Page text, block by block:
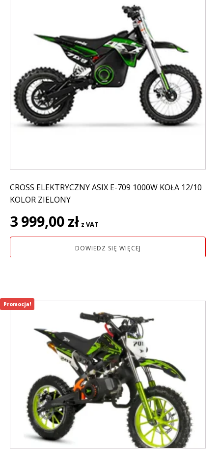
CROSS ELEKTRYCZNY ASIX E-709 1000W KOŁA 12/10
KOLOR ZIELONY
3 999,00 zł z VAT
DOWIEDZ SIĘ WIĘCEJ
Promocja!